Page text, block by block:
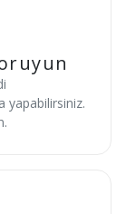
yapabilirsiniz.